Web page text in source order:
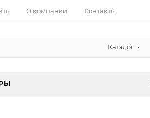
О компании Контакты
Каталог